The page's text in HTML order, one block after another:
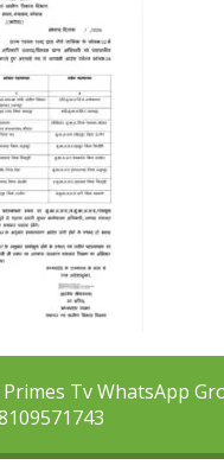
Primes Tv WhatsApp